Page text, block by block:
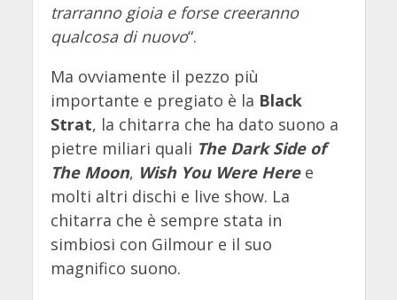
trarranno gioia e forse creeranno
qualcosa di nuovo“.
Ma ovviamente il pezzo più
importante e pregiato è la Black
Strat, la chitarra che ha dato suono a
pietre miliari quali The Dark Side of
The Moon, Wish You Were Heree
molti altri dischi e live show. La
chitarra che è sempre stata in
simbiosi con Gilmour e il suo
magnifico suono.